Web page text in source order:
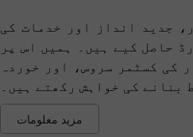
جدید انداز اور خدمات کی
حاصل کیے ہیں۔ ہمیں اس پر
کی کسٹمر سروس، اور خوردہ
بنانے کی خواہش رکھتے ہیں۔
مزید معلومات